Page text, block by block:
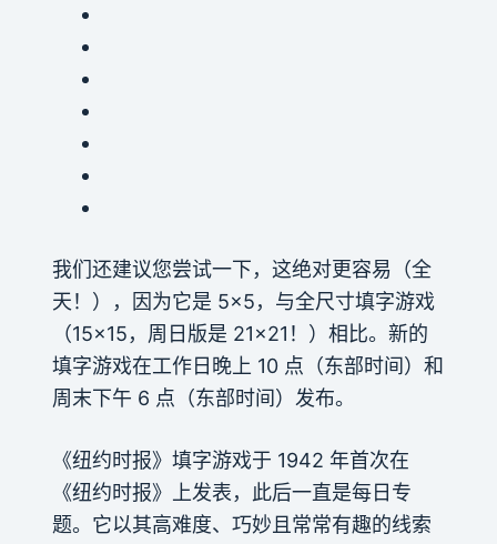
我们还建议您尝试一下，这绝对更容易（全
天！），因为它是 5×5，与全尺寸填字游戏
（15×15，周日版是 21×21！）相比。新的
填字游戏在工作日晚上 10 点（东部时间）和
周末下午 6 点（东部时间）发布。
《纽约时报》填字游戏于 1942 年首次在
《纽约时报》上发表，此后一直是每日专
题。它以其高难度、巧妙且常常有趣的线索